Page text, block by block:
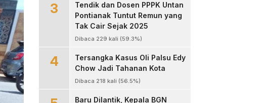
3
Tendik dan Dosen PPPK Untan
Pontianak Tuntut Remun yang
Tak Cair Sejak 2025
Dibaca 229 kali (59.3%)
4
Tersangka Kasus Oli Palsu Edy
Chow Jadi Tahanan Kota
Dibaca 218 kali (56.5%)
Baru Dilantik, Kepala BGN